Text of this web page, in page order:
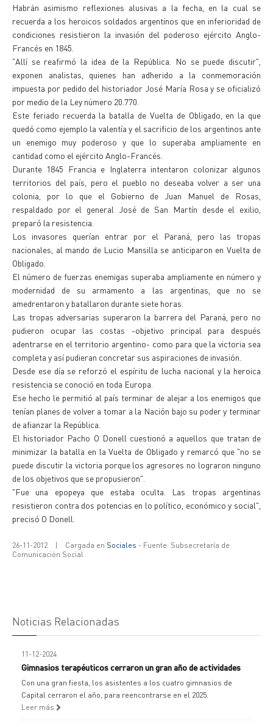
Habrán asimismo reflexiones alusivas a la fecha, en la cual se
recuerda a los heroicos soldados argentinos que en inferioridad de
condiciones resistieron la invasión del poderoso ejército Anglo-
Francés en 1845.
"Allí se reafirmó la idea de la República. No se puede discutir",
exponen analistas, quienes han adherido a la conmemoración
impuesta por pedido del historiador José María Rosa y se oficializó
por medio de la Ley número 20.770.
Este feriado recuerda la batalla de Vuelta de Obligado, en la que
quedó como ejemplo la valentía y el sacrificio de los argentinos ante
un enemigo muy poderoso y que lo superaba ampliamente en
cantidad como el ejército Anglo-Francés.
Durante 1845 Francia e Inglaterra intentaron colonizar algunos
territorios del país, pero el pueblo no deseaba volver a ser una
colonia, por lo que el Gobierno de Juan Manuel de Rosas,
respaldado por el general José de San Martín desde el exilio,
preparó la resistencia.
Los invasores querían entrar por el Paraná, pero las tropas
nacionales, al mando de Lucio Mansilla se anticiparon en Vuelta de
Obligado.
El número de fuerzas enemigas superaba ampliamente en número y
modernidad de su armamento a las argentinas, que no se
amedrentaron y batallaron durante siete horas.
Las tropas adversarias superaron la barrera del Paraná, pero no
pudieron ocupar las costas -objetivo principal para después
adentrarse en el territorio argentino- como para que la victoria sea
completa y así pudieran concretar sus aspiraciones de invasión.
Desde ese día se reforzó el espíritu de lucha nacional y la heroica
resistencia se conoció en toda Europa.
Ese hecho le permitió al país terminar de alejar a los enemigos que
tenían planes de volver a tomar a la Nación bajo su poder y terminar
de afianzar la República.
El historiador Pacho O Donell cuestionó a aquellos que tratan de
minimizar la batalla en la Vuelta de Obligado y remarcó que "no se
puede discutir la victoria porque los agresores no lograron ninguno
de los objetivos que se propusieron".
"Fue una epopeya que estaba oculta. Las tropas argentinas
resistieron contra dos potencias en lo político, económico y social",
precisó O Donell.
26-11-2012 | Cargada en Sociales - Fuente: Subsecretaría de
Comunicación Social
Noticias Relacionadas
11-12-2024
Gimnasios terapéuticos cerraron un gran año de actividades
Con una gran fiesta, los asistentes a los cuatro gimnasios de
Capital cerraron el año, para reencontrarse en el 2025.
Leer más